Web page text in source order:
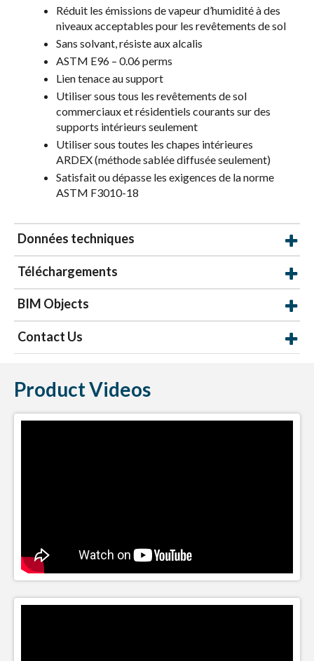
Réduit les émissions de vapeur d’humidité à des
niveaux acceptables pour les revêtements de sol
Sans solvant, résiste aux alcalis
ASTM E96 – 0.06 perms
Lien tenace au support
Utiliser sous tous les revêtements de sol
commerciaux et résidentiels courants sur des
supports intérieurs seulement
Utiliser sous toutes les chapes intérieures
ARDEX (méthode sablée diffusée seulement)
Satisfait ou dépasse les exigences de la norme
ASTM F3010-18
Données techniques
Téléchargements
BIM Objects
Contact Us
Product Videos